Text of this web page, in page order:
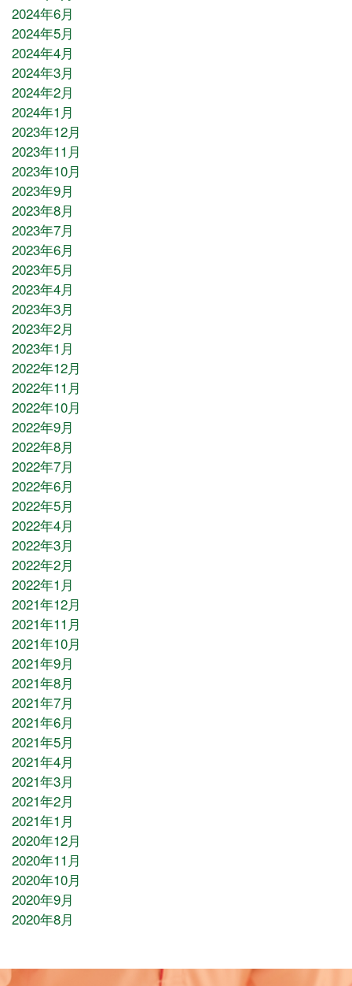
2024年6月
2024年5月
2024年4月
2024年3月
2024年2月
2024年1月
2023年12月
2023年11月
2023年10月
2023年9月
2023年8月
2023年7月
2023年6月
2023年5月
2023年4月
2023年3月
2023年2月
2023年1月
2022年12月
2022年11月
2022年10月
2022年9月
2022年8月
2022年7月
2022年6月
2022年5月
2022年4月
2022年3月
2022年2月
2022年1月
2021年12月
2021年11月
2021年10月
2021年9月
2021年8月
2021年7月
2021年6月
2021年5月
2021年4月
2021年3月
2021年2月
2021年1月
2020年12月
2020年11月
2020年10月
2020年9月
2020年8月